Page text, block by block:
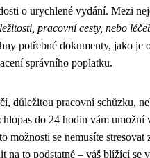
o urychlené vydání. Mezi
pracovní cesty, nebo
potřebné dokumenty, jako je
správního poplatku.
důležitou pracovní schůzku,
do 24 hodin vám umožní
možnosti se nemusíte stresovat
na to podstatné – váš blížící se